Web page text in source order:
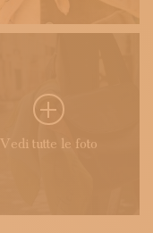
Vedi tutte le foto